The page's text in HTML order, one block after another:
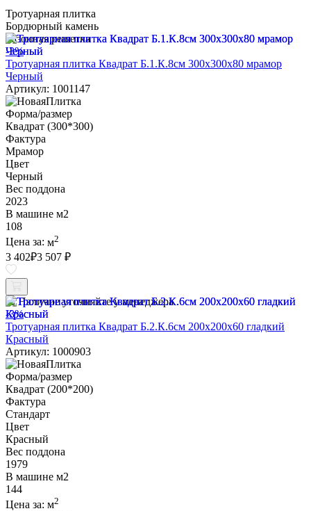
Тротуарная плитка
Бордюрный камень
Газонная решетка
-3%
Тротуарная плитка Квадрат Б.1.К.8см 300х300х80 мрамор
Черный
Артикул: 1001147
Форма/размер
Квадрат (300*300)
Фактура
Мрамор
Цвет
Черный
Вес поддона
2023
В машине м2
108
Цена за: м2
3 402₽3 507 ₽
Наличие уточняйте у менеджера
-3%
Тротуарная плитка Квадрат Б.2.К.6см 200х200х60 гладкий
Красный
Артикул: 1000903
Форма/размер
Квадрат (200*200)
Фактура
Стандарт
Цвет
Красный
Вес поддона
1979
В машине м2
144
Цена за: м2